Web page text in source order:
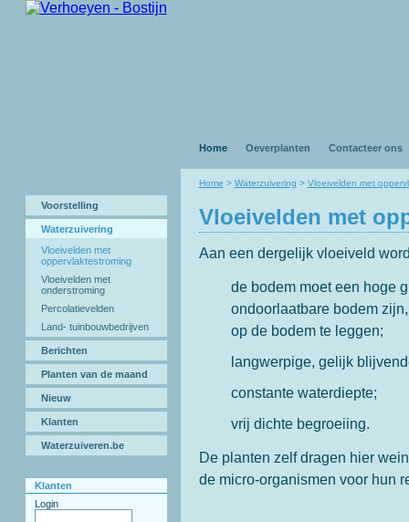
Home Oeverplanten Contacteer ons
Voorstelling
Waterzuivering
Vloeivelden met
oppervlaktestroming
Vloeivelden met
onderstroming
Percolatievelden
Land- tuinbouwbedrijven
Berichten
Planten van de maand
Nieuw
Klanten
Waterzuiveren.be
Klanten
Login
Home > Waterzuivering > Vloeivelden met
Vloeivelden met
Aan een dergelijk vloeiveld
de bodem moet een hoge
ondoorlaatbare bodem
op de bodem te leggen;
langwerpige, gelijk
constante waterdiepte;
vrij dichte begroeiing.
De planten zelf dragen hier
de micro-organismen voor hun